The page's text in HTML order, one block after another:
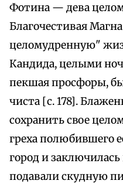
Фотина — дева
Благочестивая
целомудренную"
Кандида, целыми
пекшая просфоры,
чиста [с. 178].
сохранить свое
греха полюбившего
город и заключилась
подавали скудную